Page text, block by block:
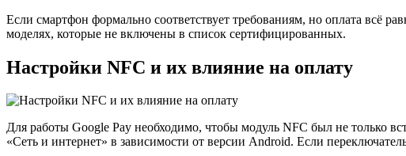
Если смартфон формально соответствует требованиям, но оплата всё
моделях, которые не включены в список сертифицированных.
Настройки NFC и их влияние на оплату
Для работы Google Pay необходимо, чтобы модуль NFC был не только
«Сеть и интернет» в зависимости от версии Android. Если